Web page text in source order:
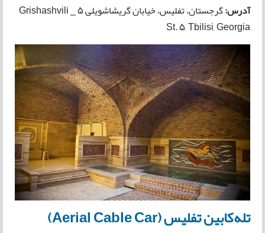
آدرس:
گرجستان، تفلیس، خیابان گریشاشویلی 5 _ Grishashvili
St. 5, Tbilisi, Georgia
تله‌کابین تفلیس (Aerial Cable Car)